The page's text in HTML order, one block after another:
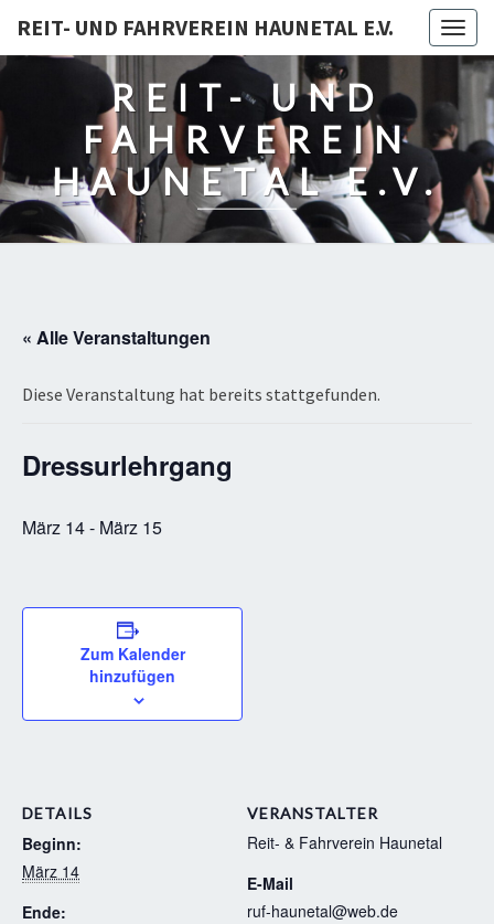
REIT- UND FAHRVEREIN HAUNETAL E.V.
REIT- UND
FAHRVEREIN
HAUNETAL E.V.
« Alle Veranstaltungen
Diese Veranstaltung hat bereits stattgefunden.
Dressurlehrgang
März 14- März 15
Zum Kalender
hinzufügen
DETAILS
Beginn:
März 14
Ende:
VERANSTALTER
Reit- & Fahrverein Haunetal
E-Mail
ruf-haunetal@web.de